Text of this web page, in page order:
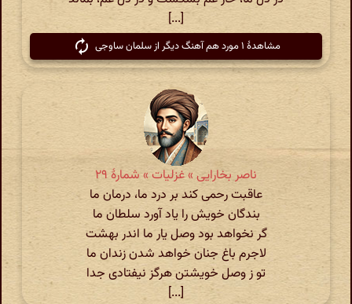
[...]
مشاهدهٔ ۱ مورد هم آهنگ دیگر از سلمان ساوجی
ناصر بخارایی » غزلیات » شمارهٔ ۲۹
عاقبت رحمی کند بر درد ما، درمان ما
بندگان خویش را یاد آورد سلطان ما
گر نخواهد بود وصل یار ما اندر بهشت
لاجرم باغ جنان خواهد شدن زندان ما
تو ز وصل خویشتن هرگز نیفتادی جدا
[...]